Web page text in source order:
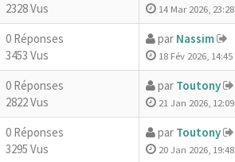
2328 Vus
14 Mar 2026, 23:28
0 Réponses
3453 Vus
par Nassim
18 Fév 2026, 14:45
0 Réponses
2822 Vus
par Toutony
21 Jan 2026, 12:09
0 Réponses
3295 Vus
par Toutony
20 Jan 2026, 19:48